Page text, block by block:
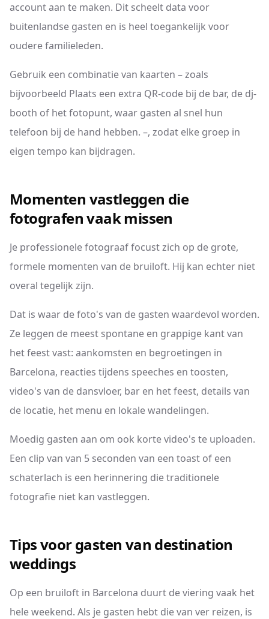
account aan te maken. Dit scheelt data voor
buitenlandse gasten en is heel toegankelijk voor
oudere familieleden.
Gebruik een combinatie van kaarten – zoals
bijvoorbeeld Plaats een extra QR-code bij de bar, de dj-
booth of het fotopunt, waar gasten al snel hun
telefoon bij de hand hebben. –, zodat elke groep in
eigen tempo kan bijdragen.
Momenten vastleggen die
fotografen vaak missen
Je professionele fotograaf focust zich op de grote,
formele momenten van de bruiloft. Hij kan echter niet
overal tegelijk zijn.
Dat is waar de foto's van de gasten waardevol worden.
Ze leggen de meest spontane en grappige kant van
het feest vast: aankomsten en begroetingen in
Barcelona, reacties tijdens speeches en toosten,
video's van de dansvloer, bar en het feest, details van
de locatie, het menu en lokale wandelingen.
Moedig gasten aan om ook korte video's te uploaden.
Een clip van van 5 seconden van een toast of een
schaterlach is een herinnering die traditionele
fotografie niet kan vastleggen.
Tips voor gasten van destination
weddings
Op een bruiloft in Barcelona duurt de viering vaak het
hele weekend. Als je gasten hebt die van ver reizen, is